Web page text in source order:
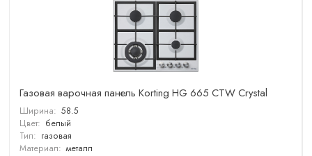
Газовая варочная панель Korting HG 665 CTW Crystal
Ширина: 58.5
Цвет: белый
Тип: газовая
Материал: металл